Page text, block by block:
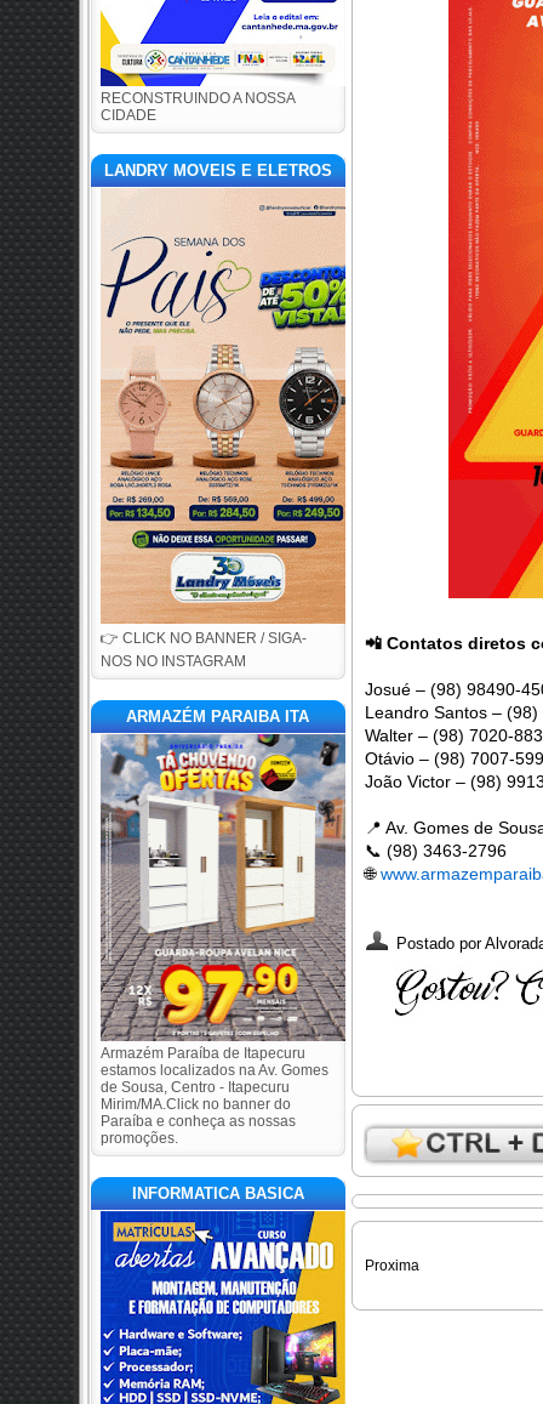
RECONSTRUINDO A NOSSA
CIDADE
LANDRY MOVEIS E ELETROS
👉 CLICK NO BANNER / SIGA-
NOS NO INSTAGRAM
ARMAZÉM PARAIBA ITA
Armazém Paraíba de Itapecuru
estamos localizados na Av. Gomes
de Sousa, Centro - Itapecuru
Mirim/MA.Click no banner do
Paraíba e conheça as nossas
promoções.
INFORMATICA BASICA
📲 Contatos diretos
Josué – (98) 98490-
Leandro Santos –
Walter – (98) 7020-
Otávio – (98) 7007-
João Victor – (98)
📍 Av. Gomes de
📞 (98) 3463-2796
🌐
Postado por
Proxima